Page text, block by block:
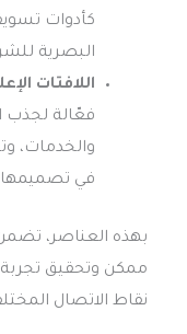
كأدوات
البصرية
اللافتات
فعّالة لجذب
والخدمات،
في تصميمها
بهذه العناصر،
ممكن وتحقيق تجربة
نقاط الاتصال